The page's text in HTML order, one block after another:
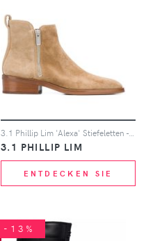
3.1 PHILLIP LIM
ENTDECKEN SIE
-13%